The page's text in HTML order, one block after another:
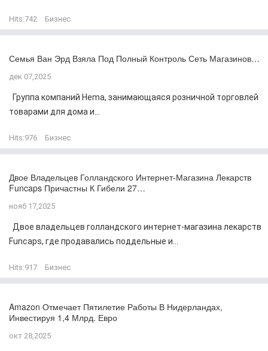
Hits:742 Бизнес
Семья Ван Эрд Взяла Под Полный Контроль Сеть Магазинов…
дек 07,2025
Группа компаний Hema, занимающаяся розничной торговлей
товарами для дома и...
Hits:976 Бизнес
Двое Владельцев Голландского Интернет-Магазина Лекарств
Funcaps Причастны К Гибели 27…
нояб 17,2025
Двое владельцев голландского интернет-магазина лекарств
Funcaps, где продавались поддельные и...
Hits:917 Бизнес
Amazon Отмечает Пятилетие Работы В Нидерландах,
Инвестируя 1,4 Млрд. Евро
окт 28,2025